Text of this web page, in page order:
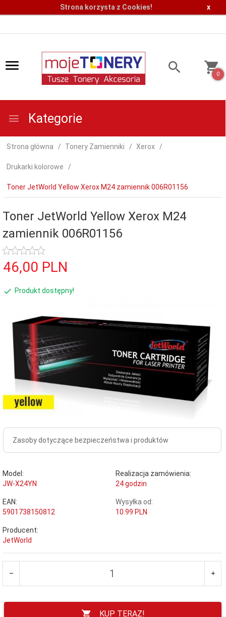
Strona korzysta z Cookies! x
0
Kategorie
Strona główna Tonery Zamienniki Xerox
Drukarki kolorowe
Toner JetWorld Yellow Xerox M24 zamiennik 006R01156
Toner JetWorld Yellow Xerox M24
zamiennik 006R01156
46,00 PLN
Produkt dostępny!
Zasoby dotyczące bezpieczeństwa i produktów
Model:
JW-X24YN
Realizacja zamówienia:
24 godzin
EAN:
5901738150812
Wysyłka od:
10.99 PLN
Producent:
JetWorld
KUP TERAZ!